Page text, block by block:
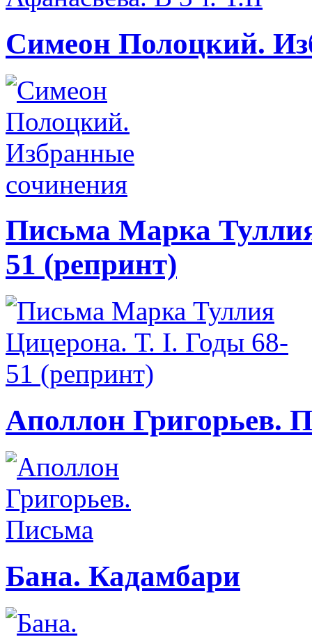
Симеон Полоцкий.
Письма Марка
51 (репринт)
Аполлон Григорьев.
Бана. Кадамбари